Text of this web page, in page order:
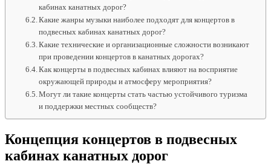
кабинах канатных дорог?
Какие жанры музыки наиболее подходят для концертов в
подвесных кабинах канатных дорог?
Какие технические и организационные сложности возникают
при проведении концертов в канатных дорогах?
Как концерты в подвесных кабинах влияют на восприятие
окружающей природы и атмосферу мероприятия?
Могут ли такие концерты стать частью устойчивого туризма
и поддержки местных сообществ?
Концепция концертов в подвесных
кабинах канатных дорог